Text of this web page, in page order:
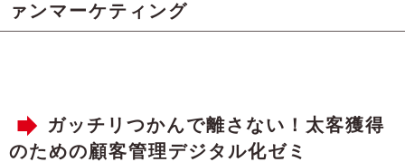
ァンマーケティング
ガッチリつかんで離さない！太客獲得
のための顧客管理デジタル化ゼミ